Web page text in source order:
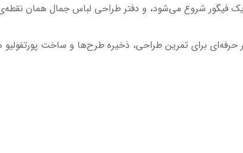
یک فیگور شروع می‌شود، و دفتر طراحی لباس جمال همان
حرفه‌ای برای تمرین طراحی، ذخیره طرح‌ها و ساخت